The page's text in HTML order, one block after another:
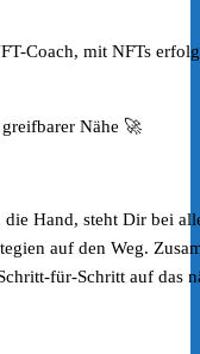
Coach, mit NFTs
Nähe 🚀
Hand, steht Dir bei
auf den Weg.
für-Schritt auf das